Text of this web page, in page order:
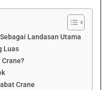
Landasan Utama
Luas
Crane